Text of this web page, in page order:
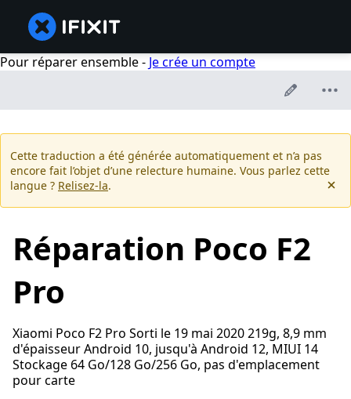
Pour réparer ensemble - Je crée un compte
Cette traduction a été générée automatiquement et n’a pas
encore fait l’objet d’une relecture humaine. Vous parlez cette
langue ? Relisez-la.
Réparation Poco F2
Pro
Xiaomi Poco F2 Pro Sorti le 19 mai 2020 219g, 8,9 mm
d'épaisseur Android 10, jusqu'à Android 12, MIUI 14
Stockage 64 Go/128 Go/256 Go, pas d'emplacement
pour carte